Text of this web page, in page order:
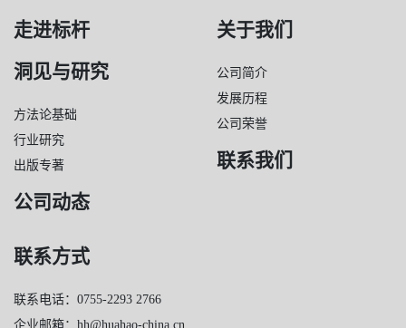
走进标杆
洞见与研究
方法论基础
行业研究
出版专著
公司动态
关于我们
公司简介
发展历程
公司荣誉
联系我们
联系方式
联系电话：0755-2293 2766
企业邮箱：hh@huahao-china.cn